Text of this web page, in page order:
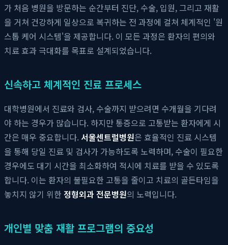
가 처음 병원을 방문하는 순간부터 진단, 수술, 입원, 그리고 재활
을 거쳐 건강하게 일상으로 복귀하는 전 과정에 걸쳐 체계적인 '원
스톱 케어 시스템'을 제공합니다. 이 모든 과정은 환자의 편의와
치료 효과 극대화를 목표로 설계되었습니다.
신속하고 체계적인 진료 프로세스
대학병원에서 진료와 검사, 수술까지 받으려면 수개월을 기다려
야 하는 경우가 많습니다. 하지만 통증으로 고통받는 환자에게 시
간은 매우 중요합니다. 서울센트럴병원은 효율적인 진료 시스템
을 통해 당일 진료 및 검사가 가능하도록 노력하며, 수술이 필요한
경우에도 대기 시간을 최소화하여 적시에 치료를 받을 수 있도록
합니다. 이는 환자의 불필요한 고통을 줄이고 치료의 골든타임을
놓치지 않기 위한 정형외과 전문병원의 노력입니다.
개인별 맞춤 재활 프로그램의 중요성